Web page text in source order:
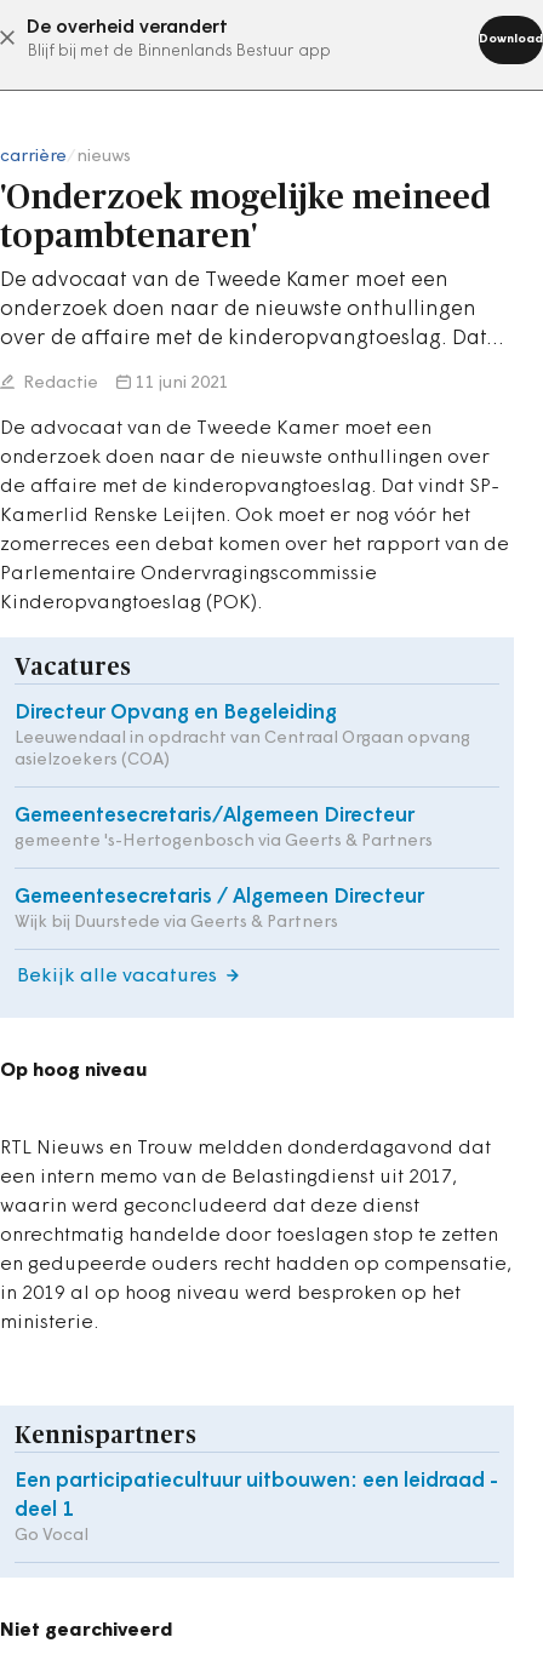
De overheid verandert
Blijf bij met de Binnenlands Bestuur app
Download
abonneer nu
carrière nieuws
'Onderzoek mogelijke meineed
topambtenaren'
De advocaat van de Tweede Kamer moet een
onderzoek doen naar de nieuwste onthullingen
over de affaire met de kinderopvangtoeslag. Dat…
Redactie 11 juni 2021
De advocaat van de Tweede Kamer moet een
onderzoek doen naar de nieuwste onthullingen over
de affaire met de kinderopvangtoeslag. Dat vindt SP-
Kamerlid Renske Leijten. Ook moet er nog vóór het
zomerreces een debat komen over het rapport van de
Parlementaire Ondervragingscommissie
Kinderopvangtoeslag (POK).
Vacatures
Directeur Opvang en Begeleiding
Leeuwendaal in opdracht van Centraal Orgaan opvang
asielzoekers (COA)
Gemeentesecretaris/Algemeen Directeur
gemeente 's-Hertogenbosch via Geerts & Partners
Gemeentesecretaris / Algemeen Directeur
Wijk bij Duurstede via Geerts & Partners
Bekijk alle vacatures
Op hoog niveau
RTL Nieuws en Trouw meldden donderdagavond dat
een intern memo van de Belastingdienst uit 2017,
waarin werd geconcludeerd dat deze dienst
onrechtmatig handelde door toeslagen stop te zetten
en gedupeerde ouders recht hadden op compensatie,
in 2019 al op hoog niveau werd besproken op het
ministerie.
Kennispartners
Een participatiecultuur uitbouwen: een leidraad -
deel 1
Go Vocal
Niet gearchiveerd